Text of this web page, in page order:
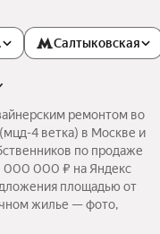
Салтыковская
ремонтом во
4 ветка) в Москве и
по продаже
000 000 ₽ на Яндекс
площадью от
жилье — фото,